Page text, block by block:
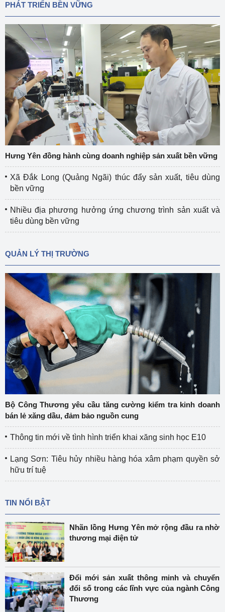
PHÁT TRIỂN BỀN VỮNG
Hưng Yên đồng hành cùng doanh nghiệp sản xuất bền vững
Xã Đắk Long (Quảng Ngãi) thúc đẩy sản xuất, tiêu dùng
bền vững
Nhiều địa phương hưởng ứng chương trình sản xuất và
tiêu dùng bền vững
QUẢN LÝ THỊ TRƯỜNG
Bộ Công Thương yêu cầu tăng cường kiểm tra kinh doanh
bán lẻ xăng dầu, đảm bảo nguồn cung
Thông tin mới về tình hình triển khai xăng sinh học E10
Lạng Sơn: Tiêu hủy nhiều hàng hóa xâm phạm quyền sở
hữu trí tuệ
TIN NỔI BẬT
Nhãn lồng Hưng Yên mở rộng đầu ra nhờ
thương mại điện tử
Đổi mới sản xuất thông minh và chuyển
đổi số trong các lĩnh vực của ngành Công
Thương